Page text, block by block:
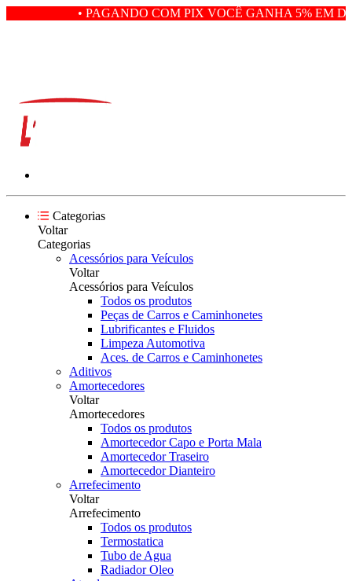
• PAGANDO COM PIX VOCÊ GANHA 5% EM
Categorias
Voltar
Categorias
Acessórios para Veículos
Voltar
Acessórios para Veículos
Todos os produtos
Peças de Carros e Caminhonetes
Lubrificantes e Fluidos
Limpeza Automotiva
Aces. de Carros e Caminhonetes
Aditivos
Amortecedores
Voltar
Amortecedores
Todos os produtos
Amortecedor Capo e Porta Mala
Amortecedor Traseiro
Amortecedor Dianteiro
Arrefecimento
Voltar
Arrefecimento
Todos os produtos
Termostatica
Tubo de Agua
Radiador Oleo